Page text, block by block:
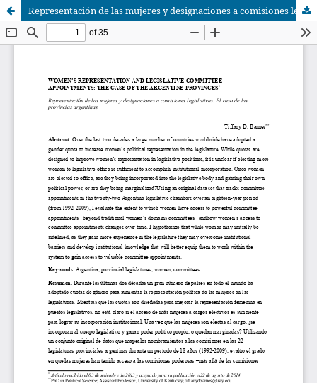
Representación de las mujeres y designaciones a comisiones legislativas: El caso de las provincias argentinas